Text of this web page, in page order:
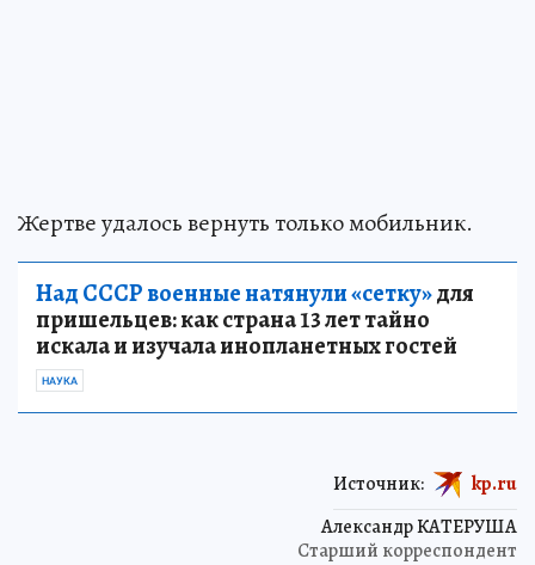
Жертве удалось вернуть только мобильник.
Над СССР военные натянули «сетку»для
пришельцев: как страна 13 лет тайно
искала и изучала инопланетных гостей
НАУКА
Александр КАТЕРУША
Старший корреспондент
Источник: kp.ru